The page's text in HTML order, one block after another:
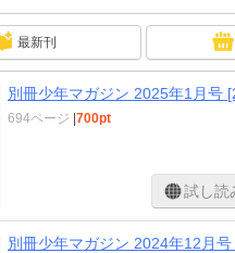
最新刊
別冊少年マガジン 2025年1月号
694ページ 700pt
試し読
別冊少年マガジン 2024年12月